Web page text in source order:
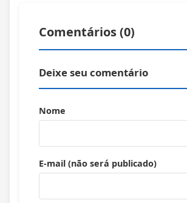
Comentários (0)
Deixe seu comentário
Nome
E-mail (não será publicado)